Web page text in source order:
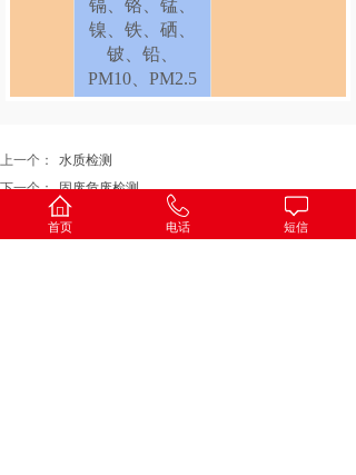
PROJECT
镉、铬、锰、
镍、铁、硒、
铍、铅、
PM10、PM2.5
上一个：
水质检测
下一个： 固废危废检测
01
首页 电话 短信